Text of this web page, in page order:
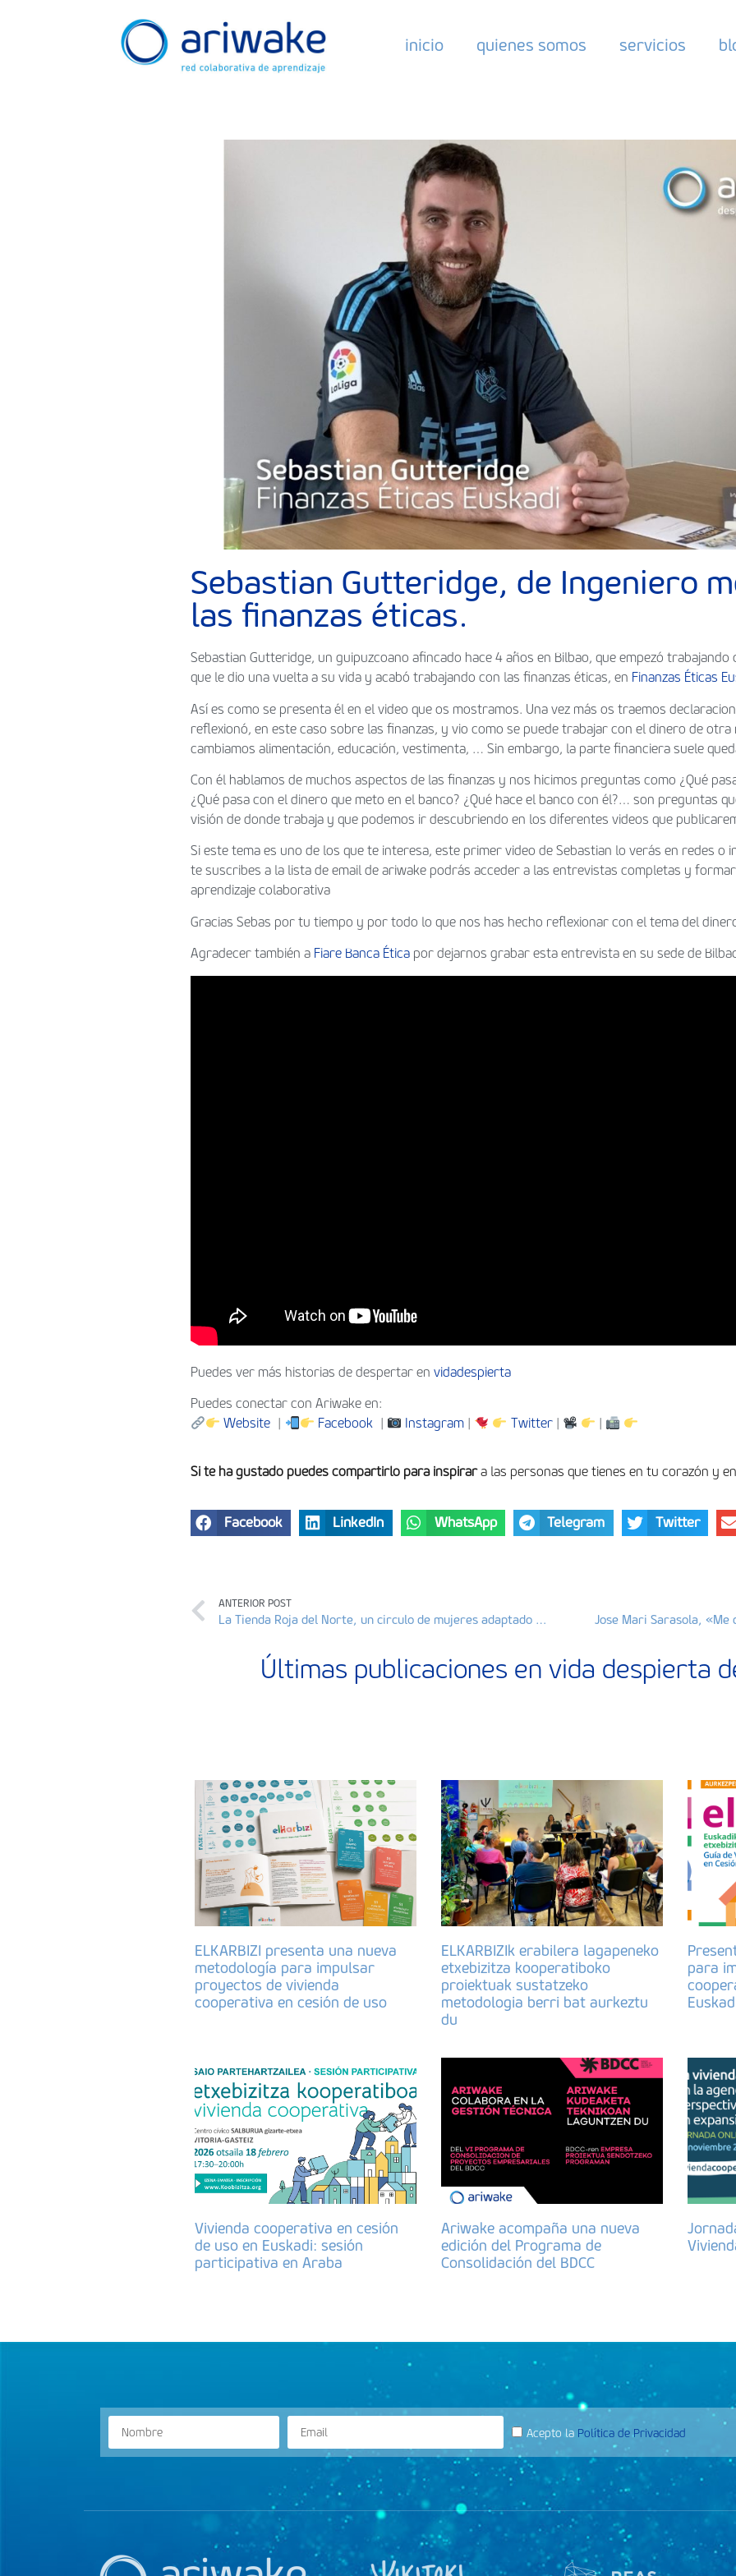
inicio quienes somos servicios
Sebastian Gutteridge, de Ingeniero
las finanzas éticas.
Sebastian Gutteridge, un guipuzcoano afincado hace 4 años en Bilbao, que empezó
que le dio una vuelta a su vida y acabó trabajando con las finanzas éticas, en Finanzas Éticas
Así es como se presenta él en el video que os mostramos. Una vez más os traemos
reflexionó, en este caso sobre las finanzas, y vio como se puede trabajar con el dinero de otra
cambiamos alimentación, educación, vestimenta, … Sin embargo, la parte financiera suele
Con él hablamos de muchos aspectos de las finanzas y nos hicimos preguntas como ¿Qué
¿Qué pasa con el dinero que meto en el banco? ¿Qué hace el banco con él?… son preguntas
visión de donde trabaja y que podemos ir descubriendo en los diferentes videos que
Si este tema es uno de los que te interesa, este primer video de Sebastian lo verás en redes o
te suscribes a la lista de email de ariwake podrás acceder a las entrevistas completas y
aprendizaje colaborativa
Gracias Sebas por tu tiempo y por todo lo que nos has hecho reflexionar con el tema del
Agradecer también a Fiare Banca Ética por dejarnos grabar esta entrevista en su sede de
Puedes ver más historias de despertar en vidadespierta
Puedes conectar con Ariwake en:
Website
Facebook| Instagram Twitter|
Si te ha gustado puedes compartirlo para inspirara las personas que tienes en tu corazón y
Facebook LinkedIn WhatsApp Telegram Twitter
ANTERIOR POST
La Tienda Roja del Norte, un circulo de mujeres adaptado al 2019 Jose Mari Sarasola, «Me
Últimas publicaciones en vida despierta
ELKARBIZI presenta una nueva
metodología para impulsar
proyectos de vivienda
cooperativa en cesión de uso
ELKARBIZIk erabilera lagapeneko
etxebizitza kooperatiboko
proiektuak sustatzeko
metodologia berri bat aurkeztu
du
para
Vivienda cooperativa en cesión
de uso en Euskadi: sesión
participativa en Araba
Ariwake acompaña una nueva
edición del Programa de
Consolidación del BDCC
Acepto la Política de Privacidad